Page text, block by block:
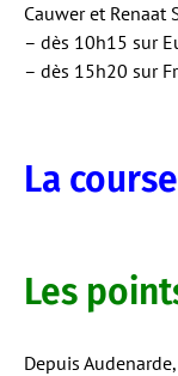
Cauwer et Renaat
– dès 10h15 sur
– dès 15h20 sur
La
Les
Depuis